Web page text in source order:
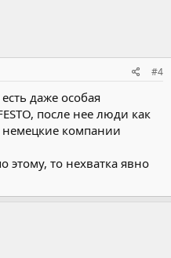
#4
даже особая
после нее люди как
компании
этому, то нехватка явно